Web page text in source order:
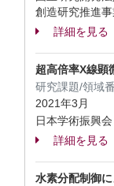
創造研究推進
詳細を見る
超高倍率X線顕
研究課題/領域
2021年3月
日本学術振興
詳細を見る
水素分配制御